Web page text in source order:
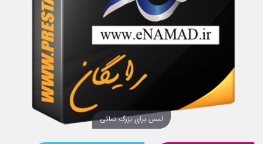
لمس برای بزرگ نمائی